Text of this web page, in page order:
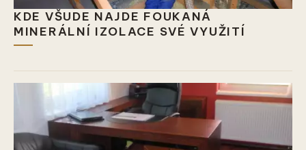
KDE VŠUDE NAJDE FOUKANÁ
MINERÁLNÍ IZOLACE SVÉ VYUŽITÍ